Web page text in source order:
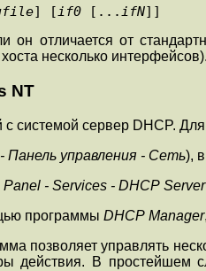
] [ if0 [... ifN
отличается от
несколько интерфейсов).
NT
системой сервер DHCP.
Панель управления - Сеть),
Panel - Services - DHCP Server
программы DHCP Manager
позволяет управлять
действия. В простейшем